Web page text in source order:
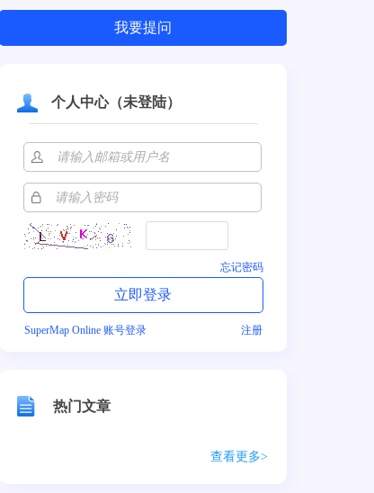
个人中心（未登陆）
忘记密码
SuperMap Online 账号登录 注册
热门文章
查看更多>